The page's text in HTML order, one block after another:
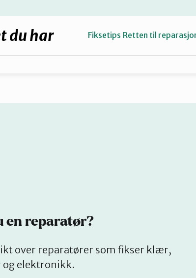
du har Fiksetips Retten til
en reparatør?
over reparatører som fikser klær,
og elektronikk.